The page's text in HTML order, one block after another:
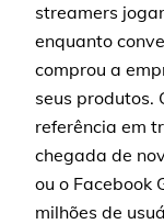
streamers
enquanto
comprou a
seus produtos.
referência em
chegada de
ou o Facebook
milhões de